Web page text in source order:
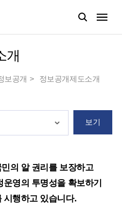
개
보공개 정보공개제도소개
보기
의 알 권리를 보장하고
영의 투명성을 확보하기
시행하고 있습니다.